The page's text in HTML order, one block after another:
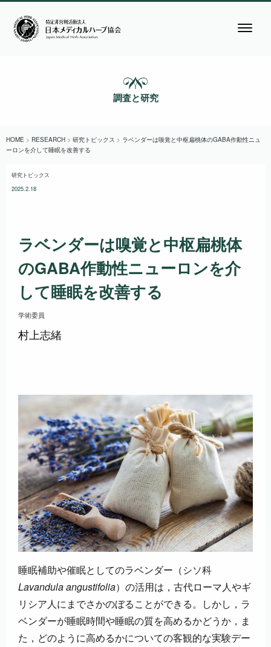
調査と研究
HOME > RESEARCH > 研究トピックス > ラベンダーは嗅覚と中枢扁桃体のGABA作動性ニュ
ーロンを介して睡眠を改善する
研究トピックス
2025.2.18
ラベンダーは嗅覚と中枢扁桃体
のGABA作動性ニューロンを介
して睡眠を改善する
学術委員
村上志緒
睡眠補助や催眠としてのラベンダー（シソ科
Lavandula angustifolia）の活用は，古代ローマ人やギ
リシア人にまでさかのぼることができる。しかし，ラ
ベンダーが睡眠時間や睡眠の質を高めるかどうか，ま
た，どのように高めるかについての客観的な実験デー